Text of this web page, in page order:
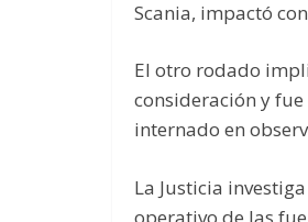
Scania, impactó
El otro rodado
consideración y
internado en
La Justicia
operativo de las